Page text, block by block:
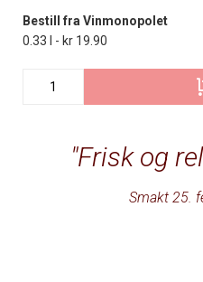
Frisk og
Smakt 25.
Bestill fra Vinmonopolet
0.33 l - kr 19.90